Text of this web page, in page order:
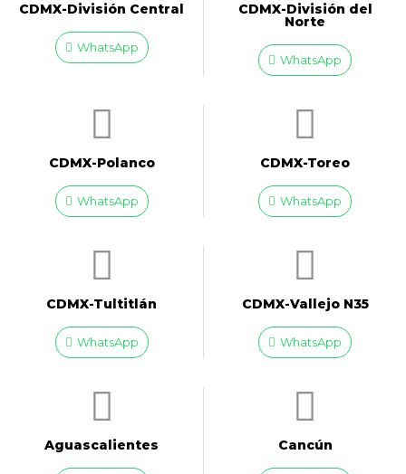
CDMX-División Central
WhatsApp
CDMX-División del
Norte
WhatsApp
CDMX-Polanco
WhatsApp
CDMX-Toreo
WhatsApp
CDMX-Tultitlán
WhatsApp
CDMX-Vallejo N35
WhatsApp
Aguascalientes Cancún